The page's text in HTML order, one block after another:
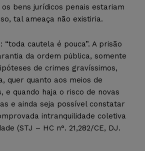
bens jurídicos penais estariam
tal ameaça não existiria.
“toda cautela é pouca”. A prisão
da ordem pública, somente
de crimes gravíssimos,
quer quanto aos meios de
e quando haja o risco de novas
e ainda seja possível constatar
intranquilidade coletiva
(STJ – HC n°. 21,282/CE, DJ.